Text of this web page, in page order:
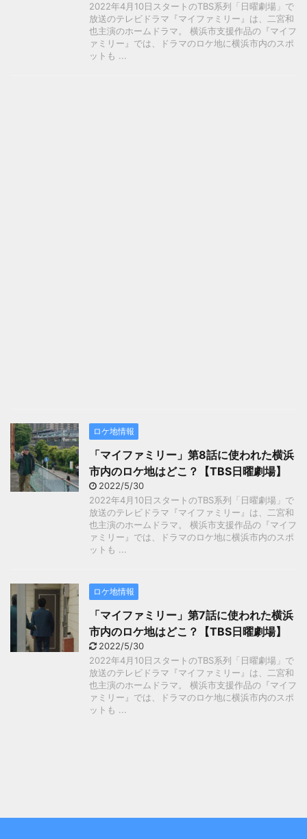
2022年4月10日スタートのTBS系列「日曜劇場」で
放送のテレビドラマ『マイファミリー』は、二宮和
也主演のホームドラマ。 横浜市支援作品の『マイフ
ァミリー』では、ドラマのロケ地に横浜市内のスポ
ットも ...
ロケ地情報
「マイファミリー」第8話に使われた横浜
市内のロケ地はどこ？【TBS日曜劇場】
2022/5/30
2022年4月10日スタートのTBS系列「日曜劇場」で
放送のテレビドラマ『マイファミリー』は、二宮和
也主演のホームドラマ。 横浜市支援作品の『マイフ
ァミリー』では、ドラマのロケ地に横浜市内のスポ
ットも ...
ロケ地情報
「マイファミリー」第7話に使われた横浜
市内のロケ地はどこ？【TBS日曜劇場】
2022/5/30
2022年4月10日スタートのTBS系列「日曜劇場」で
放送のテレビドラマ『マイファミリー』は、二宮和
也主演のホームドラマ。 横浜市支援作品の『マイフ
ァミリー』では、ドラマのロケ地に横浜市内のスポ
ットも ...